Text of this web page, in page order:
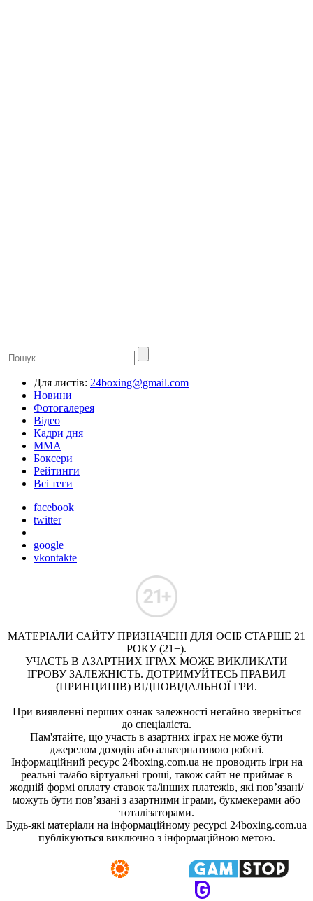
Для листів: 24boxing@gmail.com
Новини
Фотогалерея
Відео
Кадри дня
ММА
Боксери
Рейтинги
Всі теги
facebook
twitter
google
vkontakte
МАТЕРІАЛИ САЙТУ ПРИЗНАЧЕНІ ДЛЯ ОСІБ СТАРШЕ 21
РОКУ (21+).
УЧАСТЬ В АЗАРТНИХ ІГРАХ МОЖЕ ВИКЛИКАТИ
ІГРОВУ ЗАЛЕЖНІСТЬ. ДОТРИМУЙТЕСЬ ПРАВИЛ
(ПРИНЦИПІВ) ВІДПОВІДАЛЬНОЇ ГРИ.
При виявленні перших ознак залежності негайно зверніться
до спеціаліста.
Пам'ятайте, що участь в азартних іграх не може бути
джерелом доходів або альтернативою роботі.
Інформаційний ресурс 24boxing.com.ua не проводить ігри на
реальні та/або віртуальні гроші, також сайт не приймає в
жодній формі оплату ставок та/інших платежів, які пов’язані/
можуть бути пов’язані з азартними іграми, букмекерами або
тоталізаторами.
Будь-які матеріали на інформаційному ресурсі 24boxing.com.ua
публікуються виключно з інформаційною метою.